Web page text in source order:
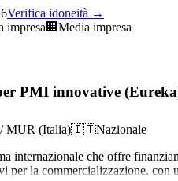
Verifica idoneità →
impresa 🏢 Media impresa
PMI innovative
MUR (Italia)🇮🇹Nazionale
internazionale che offre
per la commercializzazione,